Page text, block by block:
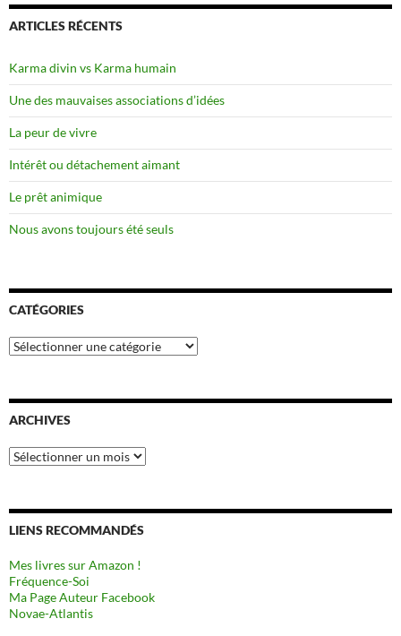
ARTICLES RÉCENTS
Karma divin vs Karma humain
Une des mauvaises associations d’idées
La peur de vivre
Intérêt ou détachement aimant
Le prêt animique
Nous avons toujours été seuls
CATÉGORIES
Catégories
ARCHIVES
Archives
LIENS RECOMMANDÉS
Mes livres sur Amazon !
Fréquence-Soi
Ma Page Auteur Facebook
Novae-Atlantis